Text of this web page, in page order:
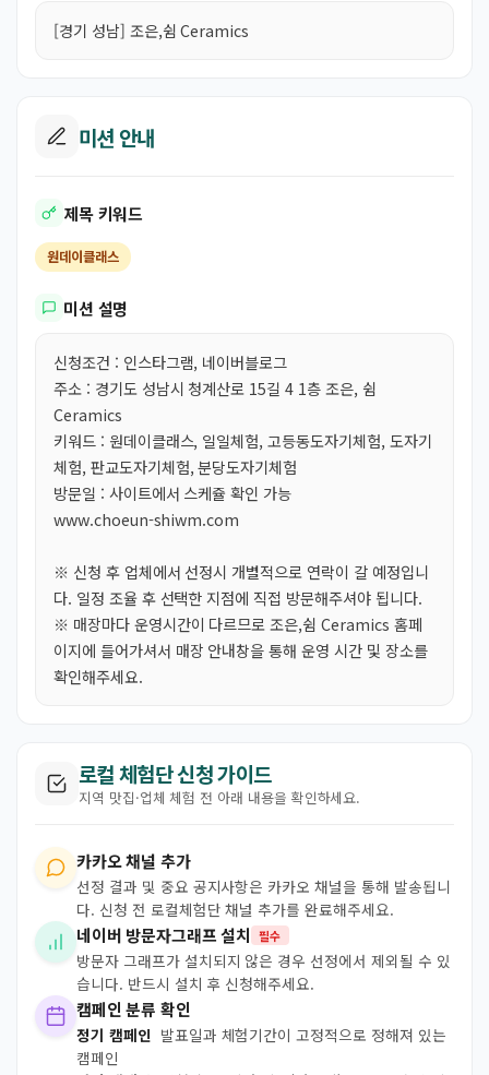
[경기 성남] 조은,쉼 Ceramics
미션 안내
제목 키워드
원데이클래스
미션 설명
신청조건 : 인스타그램, 네이버블로그
주소 : 경기도 성남시 청계산로 15길 4 1층 조은, 쉼
Ceramics
키워드 : 원데이클래스, 일일체험, 고등동도자기체험, 도자기
체험, 판교도자기체험, 분당도자기체험
방문일 : 사이트에서 스케쥴 확인 가능
www.choeun-shiwm.com
※ 신청 후 업체에서 선정시 개별적으로 연락이 갈 예정입니
다. 일정 조율 후 선택한 지점에 직접 방문해주셔야 됩니다.
※ 매장마다 운영시간이 다르므로 조은,쉼 Ceramics 홈페
이지에 들어가셔서 매장 안내창을 통해 운영 시간 및 장소를
확인해주세요.
로컬 체험단 신청 가이드
지역 맛집·업체 체험 전 아래 내용을 확인하세요.
카카오 채널 추가
선정 결과 및 중요 공지사항은 카카오 채널을 통해 발송됩니
다. 신청 전 로컬체험단 채널 추가를 완료해주세요.
네이버 방문자그래프 설치 필수
방문자 그래프가 설치되지 않은 경우 선정에서 제외될 수 있
습니다. 반드시 설치 후 신청해주세요.
캠페인 분류 확인
정기 캠페인 발표일과 체험기간이 고정적으로 정해져 있는
캠페인